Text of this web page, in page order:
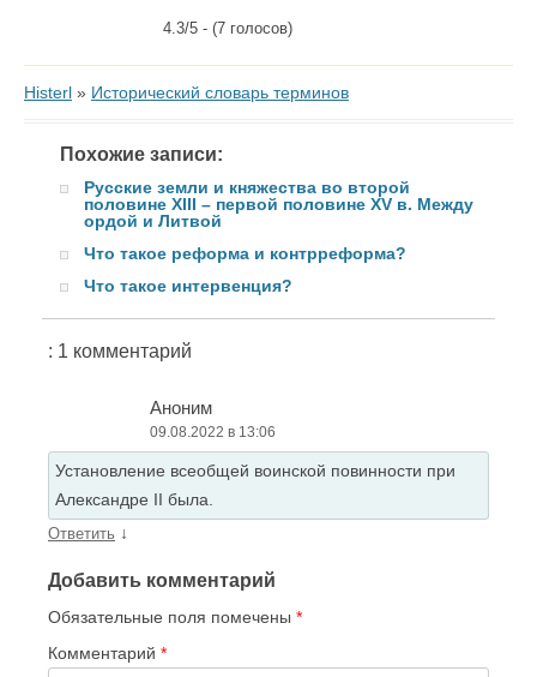
4.3/5 - (7 голосов)
Histerl » Исторический словарь терминов
Похожие записи:
Русские земли и княжества во второй
половине XIII – первой половине XV в. Между
ордой и Литвой
Что такое реформа и контрреформа?
Что такое интервенция?
: 1 комментарий
Аноним
09.08.2022 в 13:06
Установление всеобщей воинской повинности при
Александре II была.
Ответить ↓
Добавить комментарий
Обязательные поля помечены *
Комментарий *